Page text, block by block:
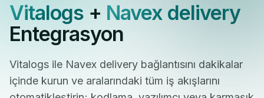
Vitalogs+ Navex delivery
Entegrasyon
Vitalogs ile Navex delivery bağlantısını dakikalar
içinde kurun ve aralarındaki tüm iş akışlarını